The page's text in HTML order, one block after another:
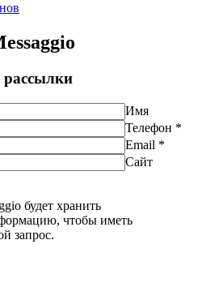
рассылки
Имя
Телефон *
Email *
Сайт
будет хранить
чтобы иметь
запрос.